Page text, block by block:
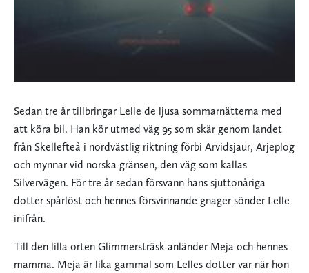
Sedan tre år tillbringar Lelle de ljusa sommarnätterna med
att köra bil. Han kör utmed väg 95 som skär genom landet
från Skellefteå i nordvästlig riktning förbi Arvidsjaur, Arjeplog
och mynnar vid norska gränsen, den väg som kallas
Silvervägen. För tre år sedan försvann hans sjuttonåriga
dotter spårlöst och hennes försvinnande gnager sönder Lelle
inifrån.
Till den lilla orten Glimmersträsk anländer Meja och hennes
mamma. Meja är lika gammal som Lelles dotter var när hon